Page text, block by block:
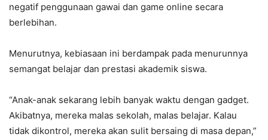
negatif penggunaan gawai dan game online secara
berlebihan.
Menurutnya, kebiasaan ini berdampak pada menurunnya
semangat belajar dan prestasi akademik siswa.
“Anak-anak sekarang lebih banyak waktu dengan gadget.
Akibatnya, mereka malas sekolah, malas belajar. Kalau
tidak dikontrol, mereka akan sulit bersaing di masa depan,”